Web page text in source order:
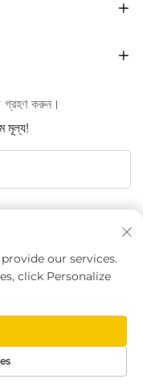
গ্রহণ করুন।
মূল্য!
Technology Co.,
our services.
click Personalize